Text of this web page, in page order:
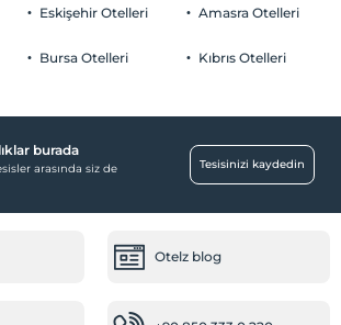
Eskişehir Otelleri
Bursa Otelleri
Amasra Otelleri
Kıbrıs Otelleri
burada
arasında siz de
Tesisinizi kaydedin
Otelz blog